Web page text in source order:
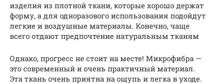
изделия из плотной ткани, которые хорошо держат
форму, а для одноразового использования подойдут
легкие и воздушные материалы. Конечно, чаще
всего отдают предпочтение натуральным тканям
Однако, прогресс не стоит на месте! Микрофибра —
это современный и очень практичный материал.
Эта ткань очень приятна на ощупь и легка в уходе.